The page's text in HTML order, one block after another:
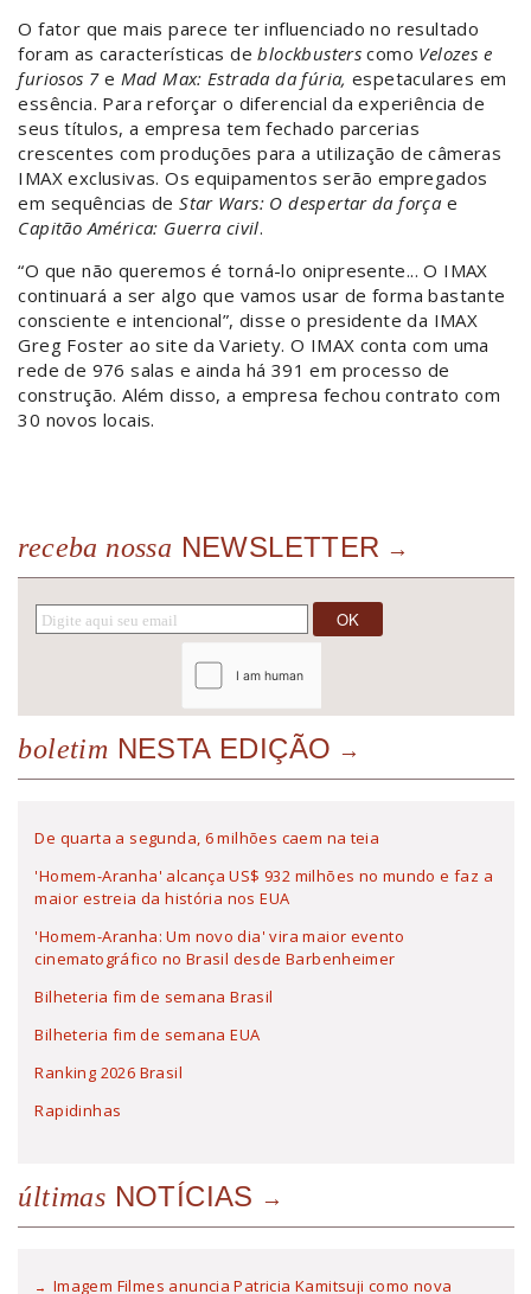
O fator que mais parece ter influenciado no resultado
foram as características deblockbusters como Velozes e
furiosos 7 e Mad Max: Estrada da fúria,espetaculares em
essência. Para reforçar o diferencial da experiência de
seus títulos, a empresa tem fechado parcerias
crescentes com produções para a utilização de câmeras
IMAX exclusivas. Os equipamentos serão empregados
em sequências de Star Wars: O despertar da força e
Capitão América: Guerra civil.
“O que não queremos é torná-lo onipresente... O IMAX
continuará a ser algo que vamos usar de forma bastante
consciente e intencional”, disse o presidente da IMAX
Greg Foster ao site da Variety. O IMAX conta com uma
rede de 976 salas e ainda há 391 em processo de
construção. Além disso, a empresa fechou contrato com
30 novos locais.
receba nossa NEWSLETTER
boletim NESTA EDIÇÃO
De quarta a segunda, 6 milhões caem na teia
'Homem-Aranha' alcança US$ 932 milhões no mundo e faz a
maior estreia da história nos EUA
'Homem-Aranha: Um novo dia' vira maior evento
cinematográfico no Brasil desde Barbenheimer
Bilheteria fim de semana Brasil
Bilheteria fim de semana EUA
Ranking 2026 Brasil
Rapidinhas
últimas NOTÍCIAS
Imagem Filmes anuncia Patricia Kamitsuji como nova